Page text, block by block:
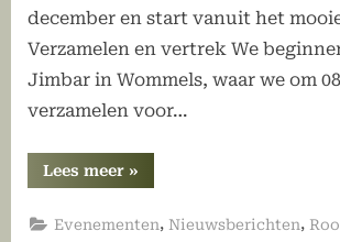
december en start vanuit het
Verzamelen en vertrek We
Jimbar in Wommels, waar we om
verzamelen voor…
Lees meer“Jaarlijkse
boot
december
2025”
»
Evenementen, Nieuwsberichten,